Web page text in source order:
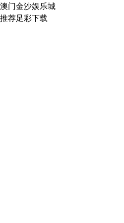
澳门金沙娱乐城
推荐足彩下载